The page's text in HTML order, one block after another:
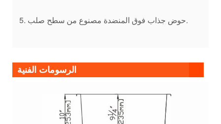
5. حوض جذاب فوق المنضدة مصنوع من سطح صلب.
الرسومات الفنية